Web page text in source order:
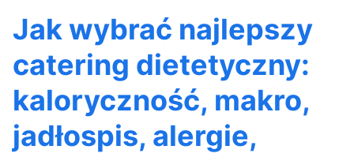
Jak wybrać najlepszy
catering dietetyczny:
kaloryczność, makro,
jadłospis, alergie,